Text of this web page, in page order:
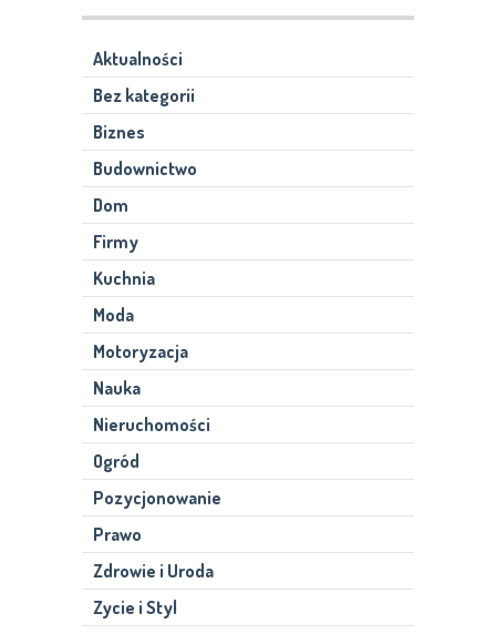
Aktualności
Bez kategorii
Biznes
Budownictwo
Dom
Firmy
Kuchnia
Moda
Motoryzacja
Nauka
Nieruchomości
Ogród
Pozycjonowanie
Prawo
Zdrowie i Uroda
Zycie i Styl